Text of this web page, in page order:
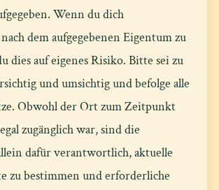
Wenn du dich
dem aufgegebenen Eigentum zu
dies auf eigenes Risiko. Bitte sei zu
und umsichtig und befolge alle
Obwohl der Ort zum Zeitpunkt
zugänglich war, sind die
dafür verantwortlich, aktuelle
zu bestimmen und erforderliche